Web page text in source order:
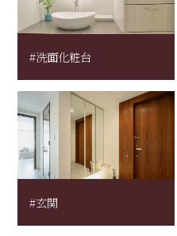
#洗面化粧台
#玄関